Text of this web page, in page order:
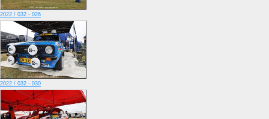
2022 / 032 - 026
2022 / 032 - 030